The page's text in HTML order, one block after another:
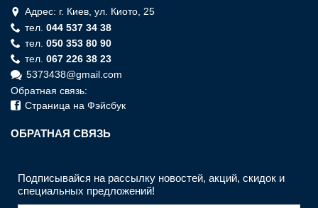
Адрес: г. Киев, ул. Киото, 25
тел. 044 537 34 38
тел. 050 353 80 90
тел. 067 226 38 23
5373438@gmail.com
Обратная связь:
Страница на Фэйсбук
ОБРАТНАЯ СВЯЗЬ
Подписывайся на рассылку новостей, акций, скидок и
специальных предложений!